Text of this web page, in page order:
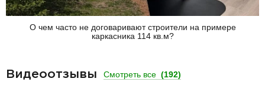
О чем часто не договаривают строители на примере
каркасника 114 кв.м?
Видеоотзывы Смотреть все (192)